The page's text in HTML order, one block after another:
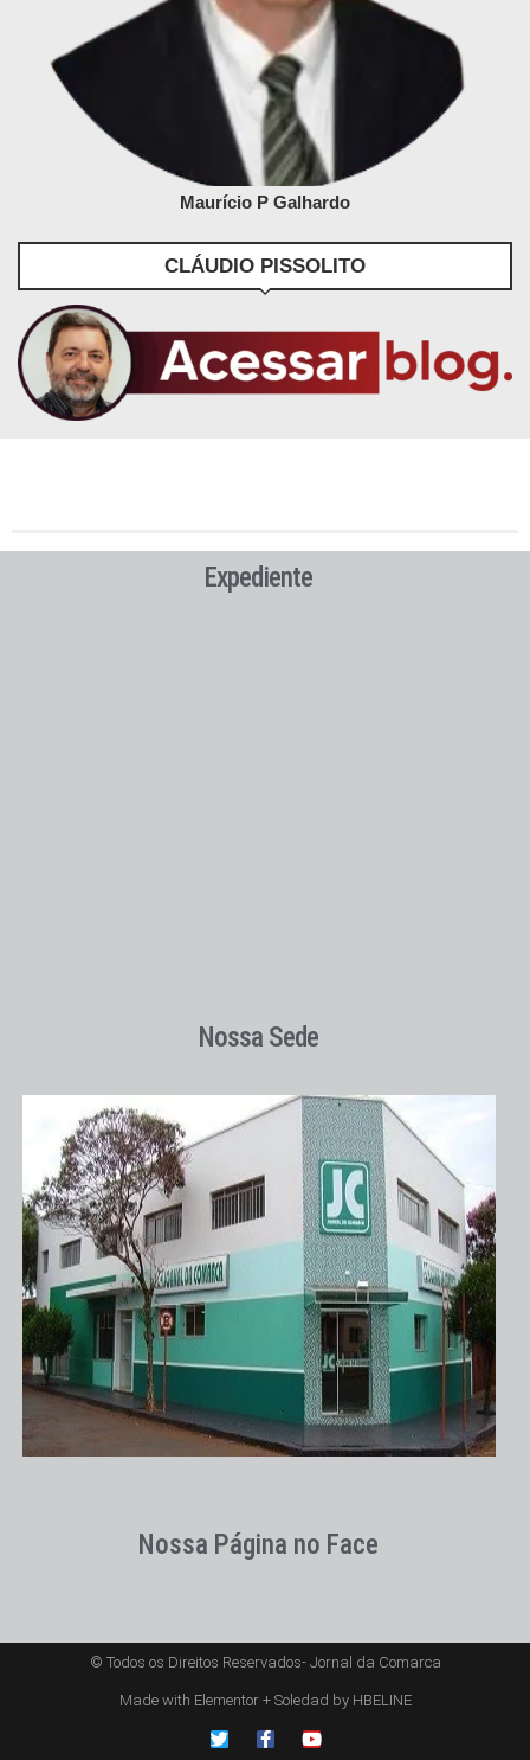
Maurício P Galhardo
CLÁUDIO PISSOLITO
Expediente
Nossa Sede
Nossa Página no Face
© Todos os Direitos Reservados- Jornal da Comarca
Made with Elementor + Soledad by HBELINE